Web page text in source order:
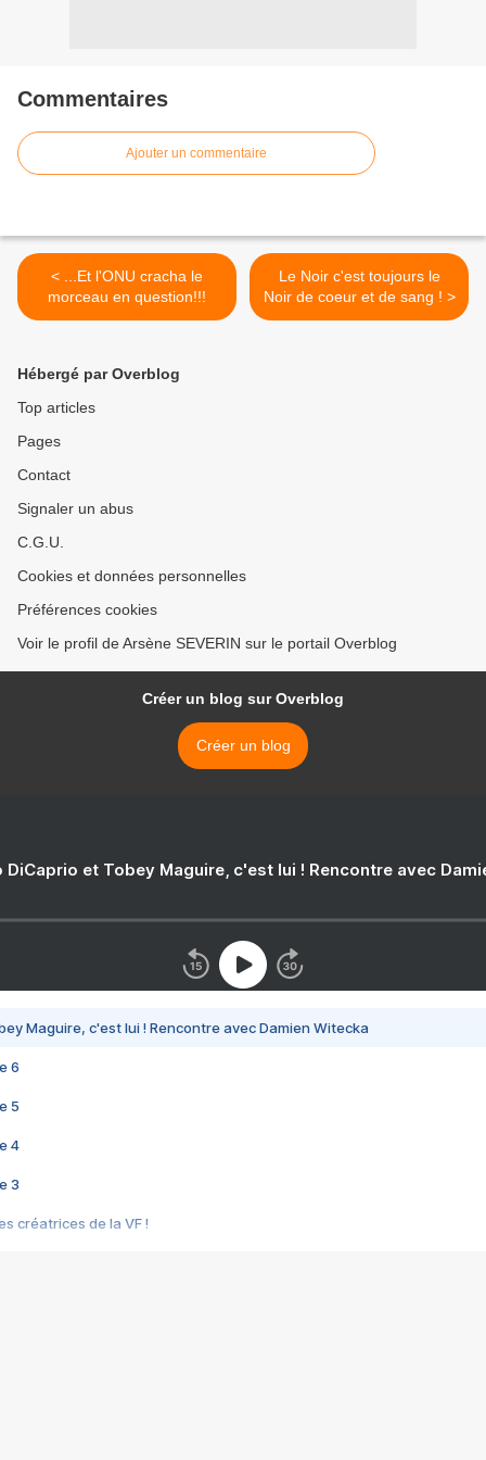
Commentaires
Ajouter un commentaire
< ...Et l'ONU cracha le
morceau en question!!!
Le Noir c'est toujours le
Noir de coeur et de sang ! >
Hébergé par Overblog
Top articles
Pages
Contact
Signaler un abus
C.G.U.
Cookies et données personnelles
Préférences cookies
Voir le profil de Arsène SEVERIN sur le portail Overblog
Créer un blog sur Overblog
Créer un blog
DiCaprio et Tobey Maguire, c'est lui ! Rencontre avec
Maguire, c'est lui ! Rencontre avec Damien Witecka
6
5
4
3
créatrices de la VF !